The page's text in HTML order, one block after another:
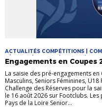
ACTUALITÉS COMPÉTITIONS |
FÉMININE | FUTSAL | JEUNES |
Engagements en Coupes
La saisie des pré-engagements
Masculins, Seniors Féminines,
Challenge des Réserves pour la
le 16 août 2026 sur Footclubs.
Pays de la Loire Senior...